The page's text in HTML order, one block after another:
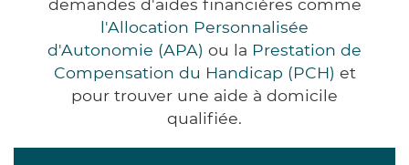
demandes d'aides financières comme
l'Allocation Personnalisée
d'Autonomie (APA) ou la Prestation de
Compensation du Handicap (PCH) et
pour trouver une aide à domicile
qualifiée.